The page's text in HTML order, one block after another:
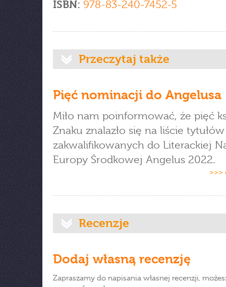
ISBN: 978-83-240-7452-5
Przeczytaj także
Pięć nominacji do Angelusa
Miło nam poinformować, że pięć
Znaku znalazło się na liście tytułów
zakwalifikowanych do Literackiej
Europy Środkowej Angelus 2022.
>>>
Recenzje
Dodaj własną recenzję
Zapraszamy do napisania własnej recenzji,